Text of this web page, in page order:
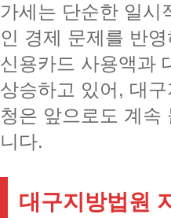
가세는 단순한 일시
인 경제 문제를 반
신용카드 사용액과
상승하고 있어, 대
청은 앞으로도 계속
니다.
대구지방법원